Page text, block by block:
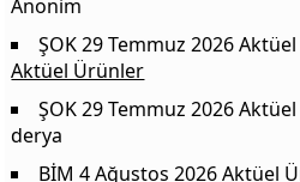
Vakıf Destek Süzme Çiçek Balı
Lokman Geleneksel Çilek Reçeli
Anonim
ŞOK 29 Temmuz 2026
Aktüel Ürünler
ŞOK 29 Temmuz 2026
derya
BİM 4 Ağustos 2026 Aktüel